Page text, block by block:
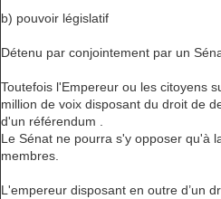
b) pouvoir législatif
Détenu par conjointement par un
Toutefois l'Empereur ou les citoyens
million de voix disposant du droit de
d'un référendum .
Le Sénat ne pourra s'y opposer qu'à
membres.
L'empereur disposant en outre d’un